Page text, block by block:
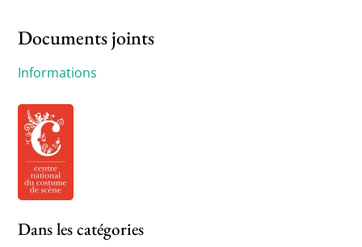
Documents joints
Informations
Dans les catégories